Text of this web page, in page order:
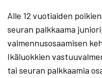
Alle 12 vuotiaiden
seuran palkkaama
valmennusosaamisen
Ikäluokkien
tai seuran palkkaamia